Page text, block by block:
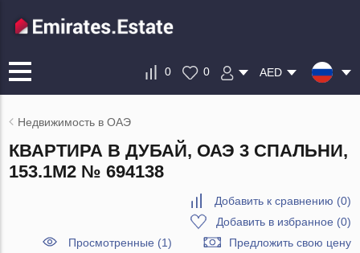
0 0 AED
Недвижимость в ОАЭ
КВАРТИРА В ДУБАЙ, ОАЭ 3 СПАЛЬНИ,
153.1М2 № 694138
Добавить к сравнению (0)
Добавить в избранное (0)
Просмотренные (1)
Предложить свою цену